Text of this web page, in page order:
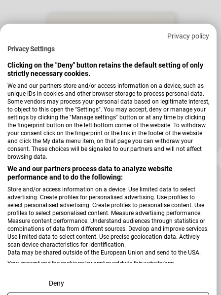
Privacy policy
Privacy Settings
Clicking on the "Deny" button retains the default setting of only
strictly necessary cookies.
We and our partners store and/or access information on a device, such as
unique IDs in cookies and other browser storage to process personal data.
Some vendors may process your personal data based on legitimate interest,
to object to this open the "Settings". You may accept, deny or manage your
settings by clicking the "Manage settings" button or at any time by clicking
the fingerprint button on the left bottom corner of the website. To withdraw
your consent click on the fingerprint or the link in the footer of the website
and click the My data menu item, on that page you can withdraw your
consent. These choices will be signaled to our partners and will not affect
browsing data.
We and our partners process data to analyze website
performance and to do the following:
Store and/or access information on a device. Use limited data to select
advertising. Create profiles for personalised advertising. Use profiles to
select personalised advertising. Create profiles to personalise content. Use
profiles to select personalised content. Measure advertising performance.
Measure content performance. Understand audiences through statistics or
combinations of data from different sources. Develop and improve services.
Use limited data to select content. Use precise geolocation data. Actively
scan device characteristics for identification.
Data may be shared outside of the European Union and send to the USA.
Your consent and the cookie policy applies solely to this website/app.
View Partner List (2 IAB Vendors)
Deny
Schuheinlegeboden Zubehör
Verkäufer:
Hardi
+ Weitere Varianten
Verkaufspreis
39,00 €
Regulärer Preis
48,00 €
-22 %